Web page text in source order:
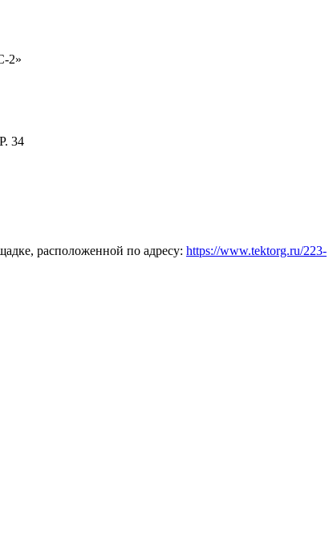
2»
34
расположенной по адресу: https://www.tektorg.ru/223-